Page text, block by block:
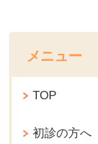
メニュー
TOP
初診の方へ